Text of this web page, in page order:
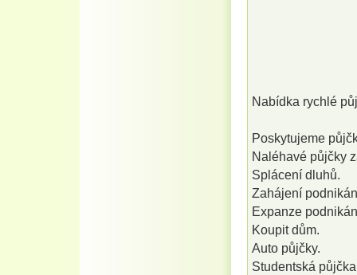
Nabídka rychlé
Poskytujeme
Naléhavé půjčky
Splácení dluhů.
Zahájení
Expanze
Koupit dům.
Auto půjčky.
Studentská